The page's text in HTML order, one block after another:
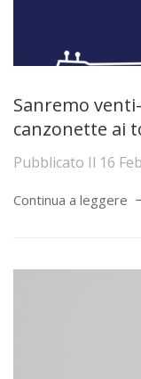
Sanremo
canzonette ai
Pubblicato Il 16
Continua a leggere